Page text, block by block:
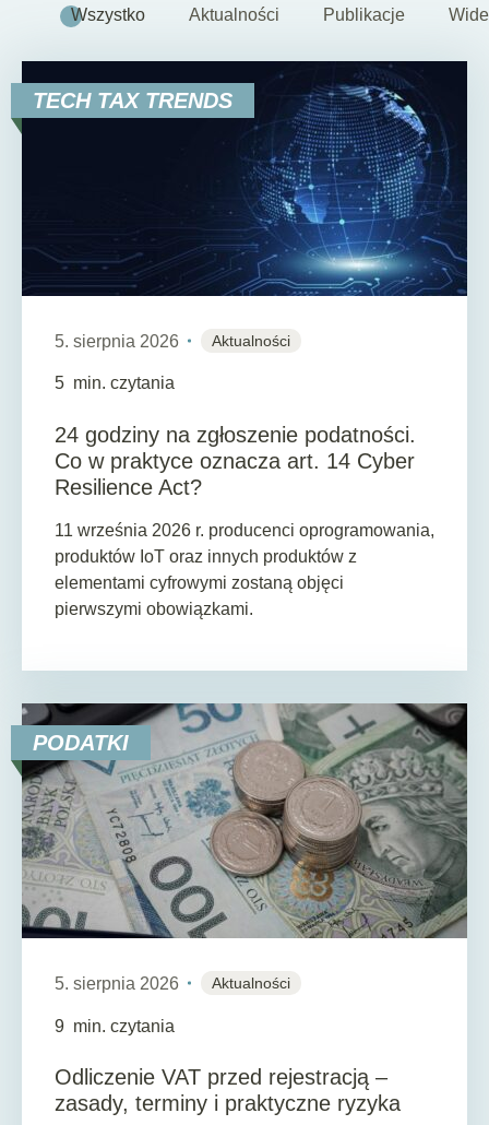
Wszystko Aktualności Publikacje
TECH TAX TRENDS
5. sierpnia 2026 Aktualności
5 min. czytania
24 godziny na zgłoszenie podatności.
Co w praktyce oznacza art. 14 Cyber
Resilience Act?
11 września 2026 r. producenci oprogramowania,
produktów IoT oraz innych produktów z
elementami cyfrowymi zostaną objęci
pierwszymi obowiązkami.
PODATKI
5. sierpnia 2026 Aktualności
9 min. czytania
Odliczenie VAT przed rejestracją –
zasady, terminy i praktyczne ryzyka